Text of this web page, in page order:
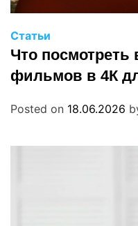
Статьи
Что посмотреть
фильмов в 4К
Posted on 18.06.2026